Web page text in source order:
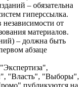
– обязательна
гиперссылка.
от
материалов.
– должна быть
абзаце
"Власть", "Выборы",
публикуются на